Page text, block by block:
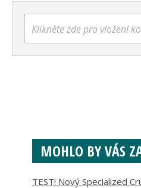
Klikněte zde pro vložení
MOHLO BY VÁS
TEST! Nový Specialized